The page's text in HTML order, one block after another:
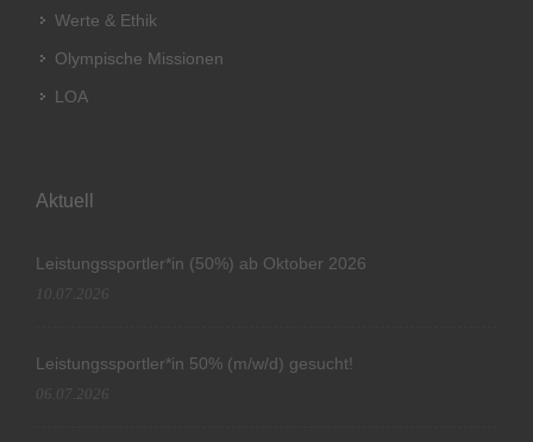
Werte & Ethik
Olympische Missionen
LOA
Aktuell
Leistungssportler*in (50%) ab Oktober 2026
10.07.2026
Leistungssportler*in 50% (m/w/d) gesucht!
06.07.2026